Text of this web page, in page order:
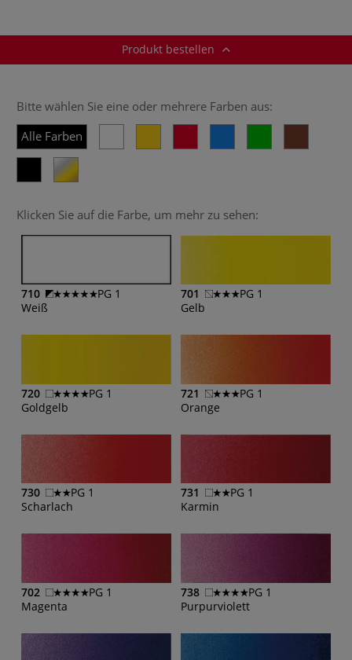
Produkt bestellen
Bitte wählen Sie eine oder mehrere Farben aus:
Alle Farben
Klicken Sie auf die Farbe, um mehr zu sehen:
710
PG 1
Weiß
701
PG 1
Gelb
720
PG 1
Goldgelb
721
PG 1
Orange
730
PG 1
Scharlach
731
PG 1
Karmin
702
PG 1
Magenta
738
PG 1
Purpurviolett